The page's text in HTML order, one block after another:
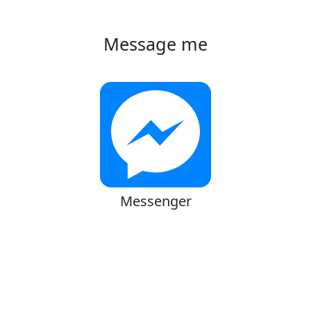
Message me
Messenger